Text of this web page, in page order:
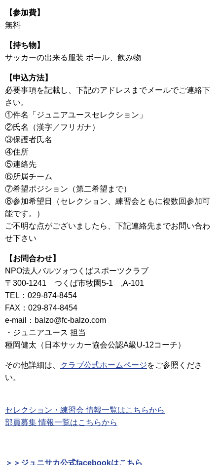
【参加費】
無料
【持ち物】
サッカーの出来る服装 ボール、飲み物
【申込方法】
必要事項を記載し、下記のアドレスまでメールでご連絡下
さい。
①件名「ジュニアユースセレクション」
②氏名（漢字／フリガナ）
③保護者氏名
④住所
⑤連絡先
⑥所属チーム
⑦希望ポジション（第二希望まで）
⑧参加希望日（セレクション、練習会ともに複数回参加可
能です。）
ご不明な点がございましたら、下記連絡先までお問い合わ
せ下さい
【お問合わせ】
NPO法人バルツォつくばスポーツクラブ
〒300‐1241 つくば市牧園5-1 ,A-101
TEL：029‐874‐8454
FAX：029‐874‐8454
e-mail：balzo@fc-balzo.com
・ジュニアユース 担当
種岡健太（日本サッカー協会公認A級U-12コーチ）
その他詳細は、 クラブ公式ホームページをご参照くださ
い。
セレクション・練習会 情報一覧はこちらから
部員募集 情報一覧はこちらから
＞＞ジュニサカ公式facebookはこちら